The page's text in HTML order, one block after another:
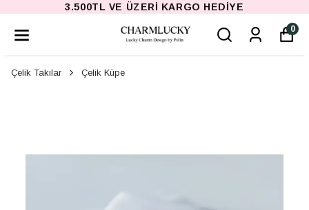
3.500TL VE ÜZERI KARGO HEDIYE
0
Çelik Takılar Çelik Küpe